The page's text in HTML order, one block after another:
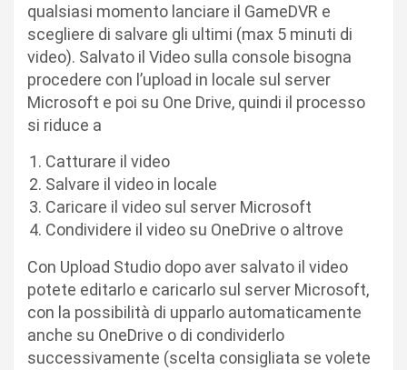
qualsiasi momento lanciare il GameDVR e
scegliere di salvare gli ultimi (max 5 minuti di
video). Salvato il Video sulla console bisogna
procedere con l’upload in locale sul server
Microsoft e poi su One Drive, quindi il processo
si riduce a
Catturare il video
Salvare il video in locale
Caricare il video sul server Microsoft
Condividere il video su OneDrive o altrove
Con Upload Studio dopo aver salvato il video
potete editarlo e caricarlo sul server Microsoft,
con la possibilità di upparlo automaticamente
anche su OneDrive o di condividerlo
successivamente (scelta consigliata se volete